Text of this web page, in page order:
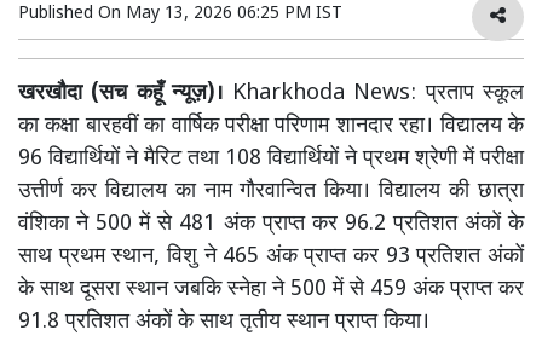
Published On May 13, 2026 06:25 PM IST
खरखौदा (सच कहूँ न्यूज़)। Kharkhoda News: प्रताप स्कूल
का कक्षा बारहवीं का वार्षिक परीक्षा परिणाम शानदार रहा। विद्यालय के
96 विद्यार्थियों ने मैरिट तथा 108 विद्यार्थियों ने प्रथम श्रेणी में परीक्षा
उत्तीर्ण कर विद्यालय का नाम गौरवान्वित किया। विद्यालय की छात्रा
वंशिका ने 500 में से 481 अंक प्राप्त कर 96.2 प्रतिशत अंकों के
साथ प्रथम स्थान, विशु ने 465 अंक प्राप्त कर 93 प्रतिशत अंकों
के साथ दूसरा स्थान जबकि स्नेहा ने 500 में से 459 अंक प्राप्त कर
91.8 प्रतिशत अंकों के साथ तृतीय स्थान प्राप्त किया।